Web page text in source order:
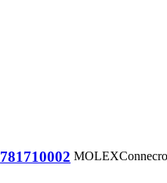
781710002 MOLEX